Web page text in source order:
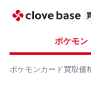
ポケモン
ポケモンカード買取価